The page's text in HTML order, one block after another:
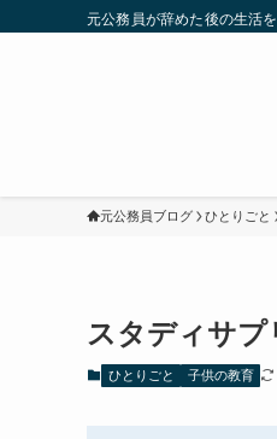
元公務員が辞めた後の生活
元公務員ブログ ひとりごと
スタディサプ
ひとりごと 子供の教育